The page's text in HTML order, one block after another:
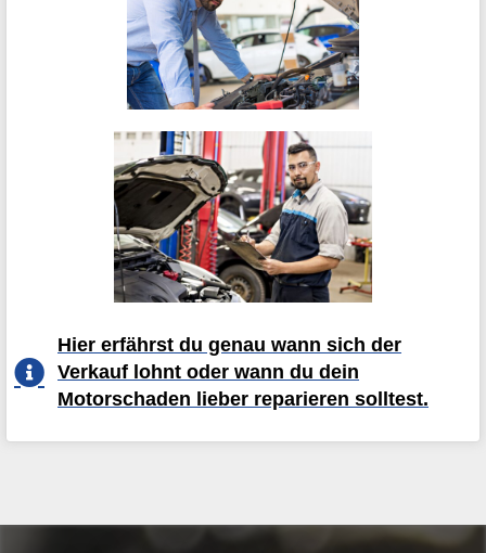
Hier erfährst du genau wann sich der
Verkauf lohnt oder wann du dein
Motorschaden lieber reparieren solltest.